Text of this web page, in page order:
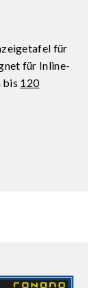
für
für Inline-
bis 120